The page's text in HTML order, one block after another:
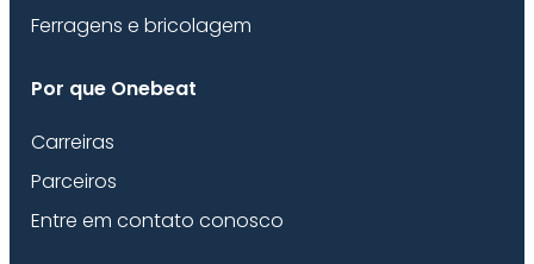
Ferragens e bricolagem
Por que Onebeat
Carreiras
Parceiros
Entre em contato conosco